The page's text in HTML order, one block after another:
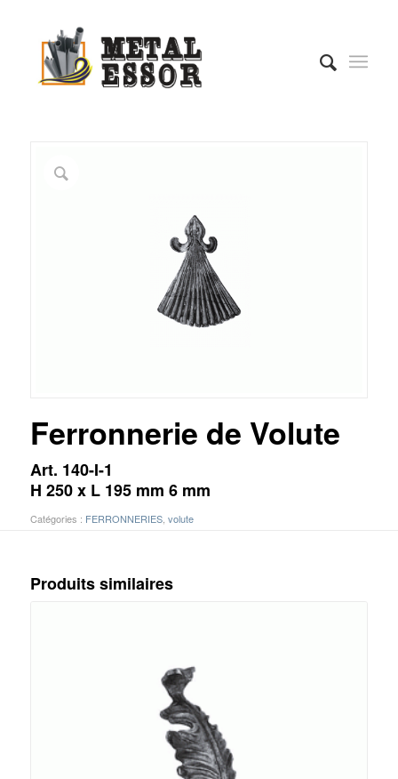
Ferronnerie de Volute
Art. 140-I-1
H 250 x L 195 mm 6 mm
Catégories : FERRONNERIES, volute
Produits similaires